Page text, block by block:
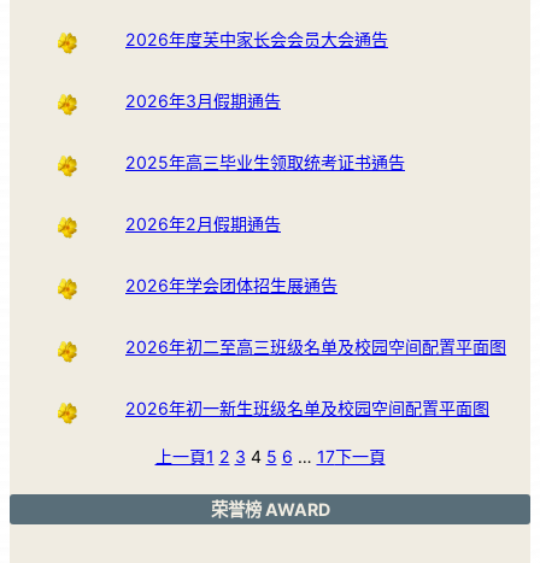
2026年度芙中家长会会员大会通告
2026年3月假期通告
2025年高三毕业生领取统考证书通告
2026年2月假期通告
2026年学会团体招生展通告
2026年初二至高三班级名单及校园空间配置平面图
2026年初一新生班级名单及校园空间配置平面图
上一頁1 2 3 4 5 6 … 17下一頁
荣誉榜 AWARD